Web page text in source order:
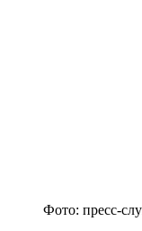
Фото: пресс-